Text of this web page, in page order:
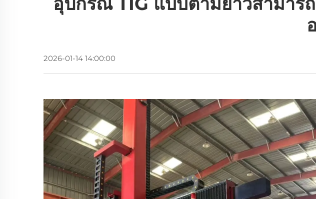
2026-01-14 14:00:00